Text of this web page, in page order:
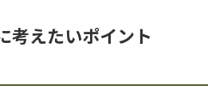
考えたいポイント